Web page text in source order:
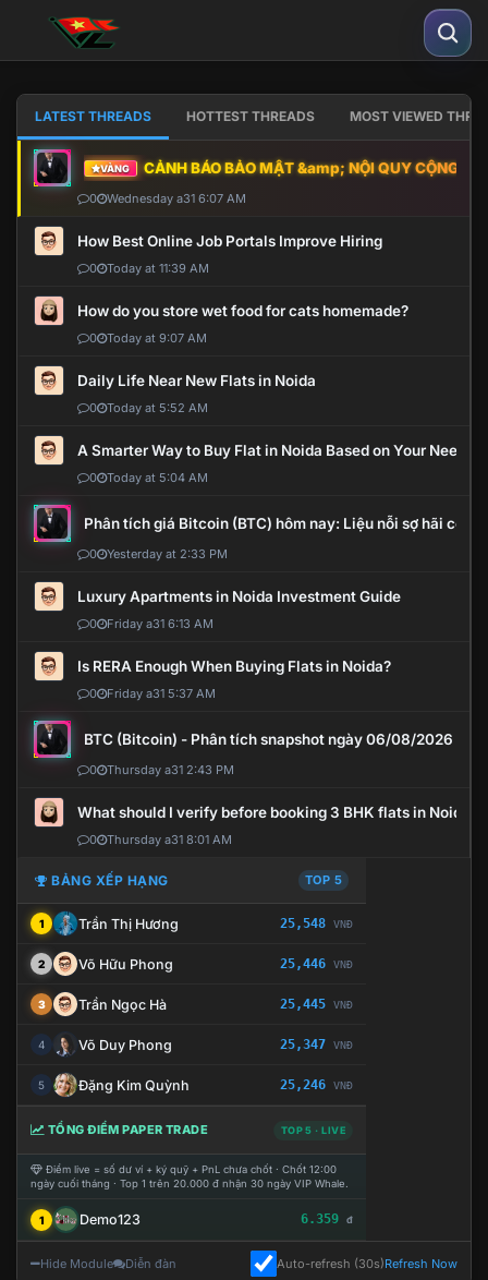
LATEST THREADS HOTTEST THREADS MOST VIEWED
VÀNG CẢNH BÁO BẢO MẬT &amp; NỘI QUY CỘNG
0 Wednesday a31 6:07 AM
How Best Online Job Portals Improve Hiring
0 Today at 11:39 AM
How do you store wet food for cats homemade?
0 Today at 9:07 AM
Daily Life Near New Flats in Noida
0 Today at 5:52 AM
A Smarter Way to Buy Flat in Noida Based on Your Needs
0 Today at 5:04 AM
Phân tích giá Bitcoin (BTC) hôm nay: Liệu nỗi sợ hãi có
0 Yesterday at 2:33 PM
Luxury Apartments in Noida Investment Guide
0 Friday a31 6:13 AM
Is RERA Enough When Buying Flats in Noida?
0 Friday a31 5:37 AM
BTC (Bitcoin) - Phân tích snapshot ngày 06/08/2026
0 Thursday a31 2:43 PM
What should I verify before booking 3 BHK flats in Noida?
0 Thursday a31 8:01 AM
BẢNG XẾP HẠNG TOP 5
1 Trần Thị Hương 25,548 VNĐ
2 Võ Hữu Phong 25,446 VNĐ
3 Trần Ngọc Hà 25,445 VNĐ
4 Võ Duy Phong 25,347 VNĐ
5 Đặng Kim Quỳnh 25,246 VNĐ
TỔNG ĐIỂM PAPER TRADE TOP 5 · LIVE
Điểm live = số dư ví + ký quỹ + PnL chưa chốt · Chốt 12:00
ngày cuối tháng · Top 1 trên 20.000 đ nhận 30 ngày VIP Whale.
1 Demo123 6.359 đ
Hide Module Diễn đàn Auto-refresh (30s)Refresh Now